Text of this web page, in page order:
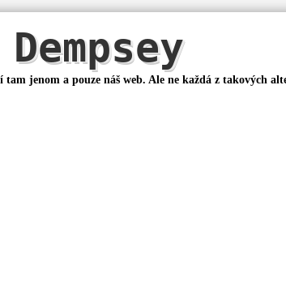
Dempsey
jenom a pouze náš web. Ale ne každá z takových